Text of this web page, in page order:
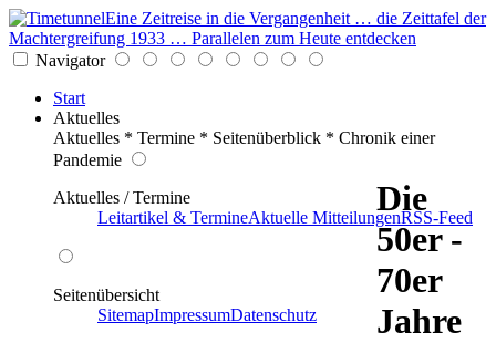
Eine Zeitreise in die Vergangenheit … die Zeittafel der
Machtergreifung 1933 … Parallelen zum Heute entdecken
Navigator
Start
Aktuelles
Aktuelles * Termine * Seitenüberblick * Chronik einer
Pandemie
Aktuelles / Termine
Leitartikel & TermineAktuelle MitteilungenRSS-Feed
Seitenübersicht
SitemapImpressumDatenschutz
Die
50er -
70er
Jahre